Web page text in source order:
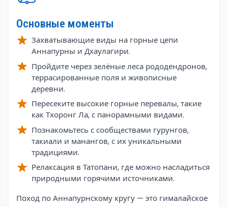
Основные моменты
Захватывающие виды на горные цепи
Аннапурны и Дхаулагири.
Пройдите через зелёные леса рододендронов,
террасированные поля и живописные
деревни.
Пересеките высокие горные перевалы, такие
как Тхоронг Ла, с панорамными видами.
Познакомьтесь с сообществами гурунгов,
такиали и манангов, с их уникальными
традициями.
Релаксация в Татопани, где можно насладиться
природными горячими источниками.
Overview
Поход по Аннапурнскому кругу — это гималайское